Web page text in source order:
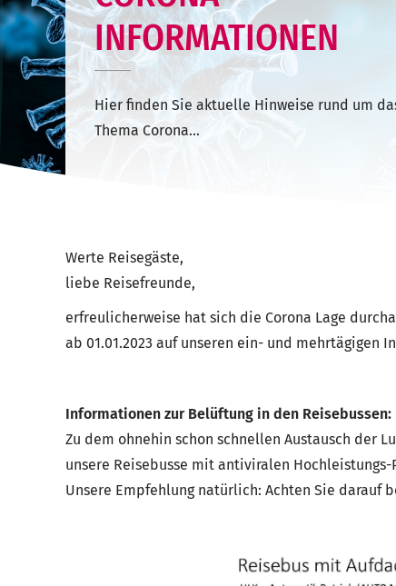
INFORMATIONEN
Hier finden Sie aktuelle Hinweise rund um
Thema Corona...
Werte Reisegäste,
liebe Reisefreunde,
erfreulicherweise hat sich die Corona Lage
ab 01.01.2023 auf unseren ein- und mehrtägigen
Informationen zur Belüftung in den Reisebussen:
Zu dem ohnehin schon schnellen Austausch der
unsere Reisebusse mit antiviralen
Unsere Empfehlung natürlich: Achten Sie darauf